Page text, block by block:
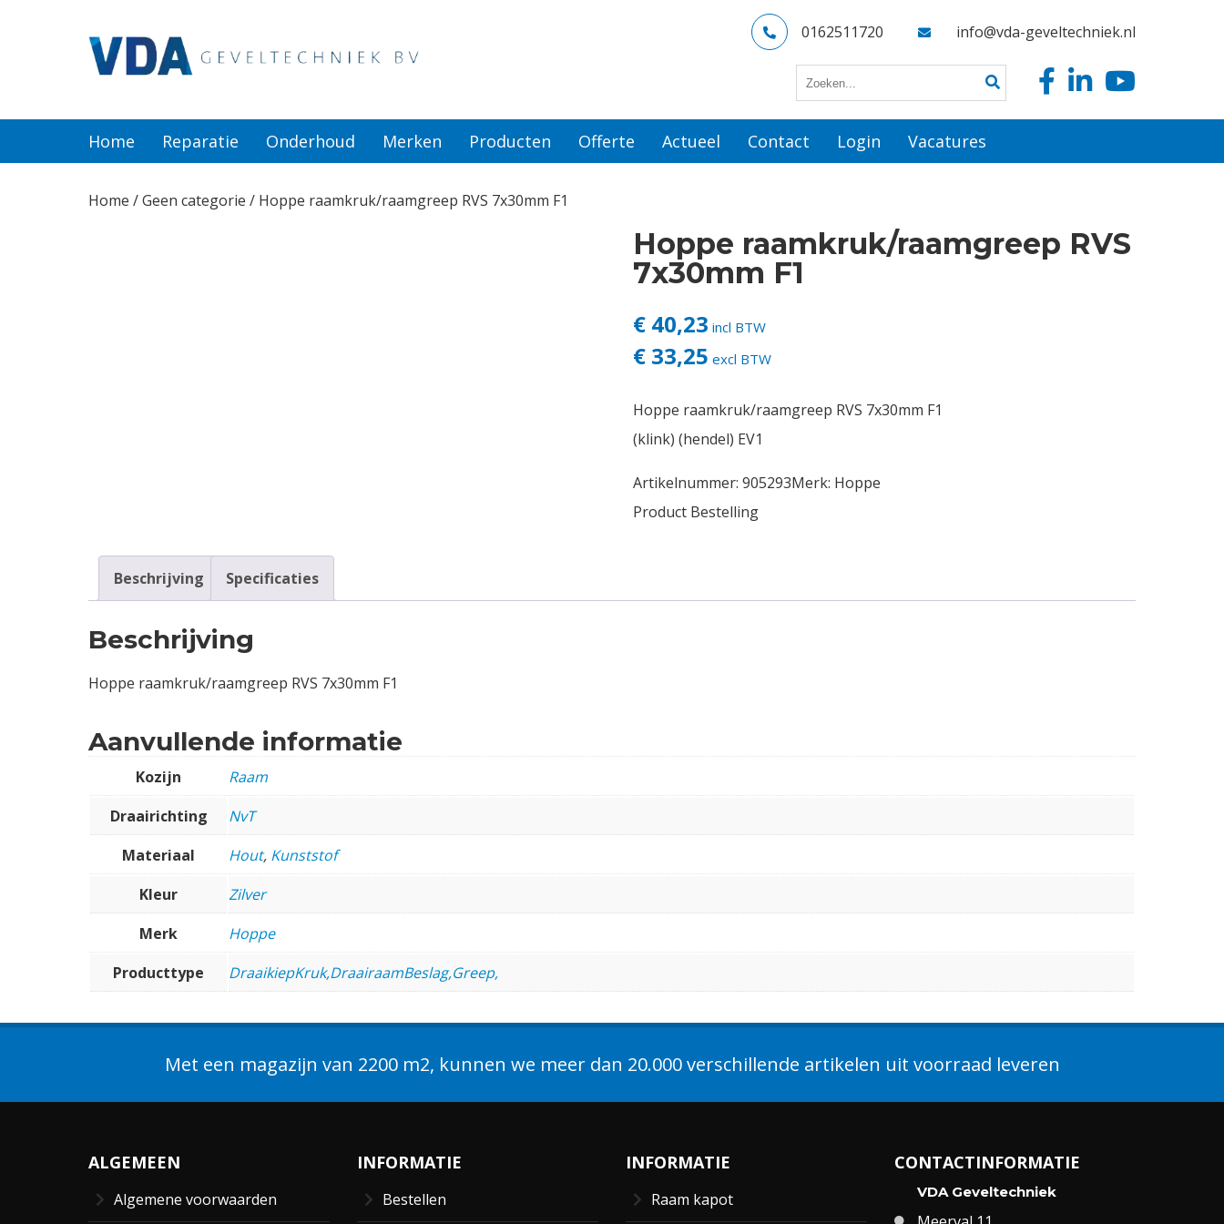
0162511720 info@vda-geveltechniek.nl
Home Reparatie Onderhoud Merken Producten Offerte Actueel Contact Login Vacatures
Home /Geen categorie / Hoppe raamkruk/raamgreep RVS 7x30mm F1
Hoppe raamkruk/raamgreep RVS
7x30mm F1
€ 40,23 incl BTW
€ 33,25 excl BTW
Hoppe raamkruk/raamgreep RVS 7x30mm F1
(klink) (hendel) EV1
Artikelnummer: 905293Merk: Hoppe
Product Bestelling
Beschrijving Specificaties
Beschrijving
Hoppe raamkruk/raamgreep RVS 7x30mm F1
Aanvullende informatie
Kozijn
Raam
Draairichting
NvT
Materiaal
Hout, Kunststof
Kleur
Zilver
Merk
Hoppe
Producttype
DraaikiepKruk,DraairaamBeslag,Greep,
Met een magazijn van 2200 m2, kunnen we meer dan 20.000 verschillende artikelen uit voorraad leveren
ALGEMEEN
Algemene voorwaarden
INFORMATIE
Bestellen
INFORMATIE
Raam kapot
CONTACTINFORMATIE
VDA Geveltechniek